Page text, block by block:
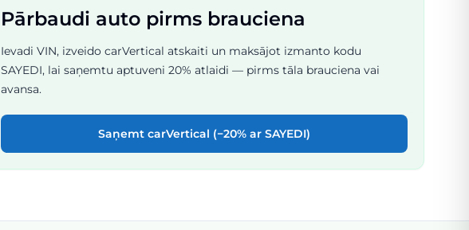
Pārbaudi auto pirms brauciena
Ievadi VIN, izveido carVertical atskaiti un maksājot izmanto kodu
SAYEDI, lai saņemtu aptuveni 20% atlaidi — pirms tāla brauciena vai
avansa.
Saņemt carVertical (−20% ar SAYEDI)